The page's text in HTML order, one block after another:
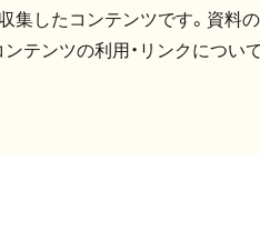
集したコンテンツです。資料の
ンテンツの利用・リンクについ